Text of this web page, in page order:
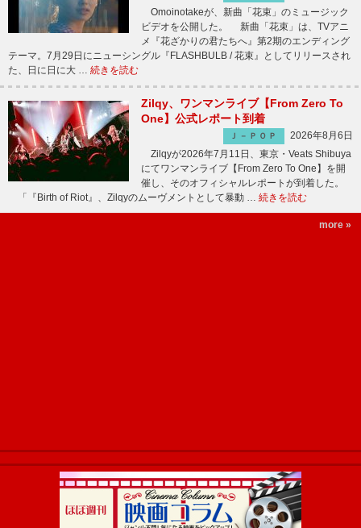
Omoinotakeが、新曲「花束」のミュージック
ビデオを公開した。 新曲「花束」は、TVアニ
メ『花ざかりの君たちへ』第2期のエンディング
テーマ。7月29日にニューシングル『FLASHBULB / 花束』としてリリースされ
た、日に日に大 … 続きを読む
Zilqy、ワンマンライブ【From Zero To
One】公式レポート到着
Ｊ－ＰＯＰ
2026年8月6日
Zilqyが2026年7月11日、東京・Veats Shibuya
にてワンマンライブ【From Zero To One】を開
催し、そのオフィシャルレポートが到着した。
「『Birth of Riot』、Zilqyのムーヴメントとして暴動 … 続きを読む
more »